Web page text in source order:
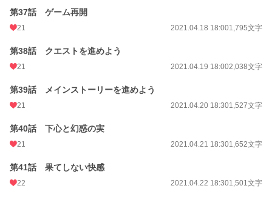
第37話 ゲーム再開
21 2021.04.18 18:001,795文字
第38話 クエストを進めよう
21 2021.04.19 18:002,038文字
第39話 メインストーリーを進めよう
21 2021.04.20 18:301,527文字
第40話 下心と幻惑の実
21 2021.04.21 18:301,652文字
第41話 果てしない快感
22 2021.04.22 18:301,501文字